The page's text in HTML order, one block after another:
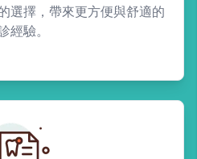
選擇，帶來更方便與舒適的
經驗。